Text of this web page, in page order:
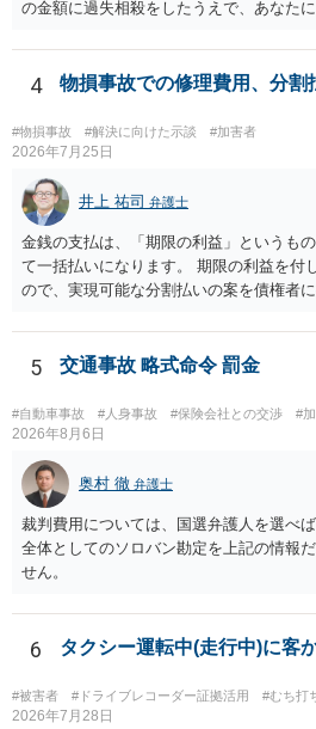
の金額に過失相殺をしたうえで、あなた
分割払いにしたいとの示談案を提案する
されるのであれば、斡旋、仲裁、民事調
4 物損事故での修理費用、分割
#物損事故 #解決に向けた示談 #加害者
2026年7月25日
井上 祐司 弁護士
金銭の支払は、「期限の利益」というも
て一括払いになります。 期限の利益を付
ので、実現可能な分割払いの案を債権者
5 交通事故 略式命令 罰金
#自動車事故 #人身事故 #保険会社との交渉 #
2026年8月6日
奥村 徹 弁護士
裁判費用については、国選弁護人を選べ
全体としてのソロバン勘定を上記の情報
せん。
6 タクシー運転中(走行中)に客
#被害者 #ドライブレコーダー証拠活用 #むち打
2026年7月28日